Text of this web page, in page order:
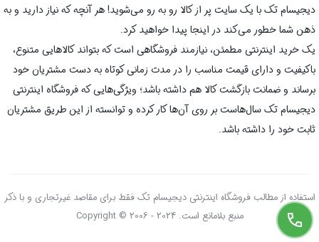
دیجیسام تک با یک سایت پر از کالا رو به رو می‌شوید! هر آنچه که نیاز دارید و به
ذهن شما خطور می‌کند در اینجا پیدا خواهید کرد.
یک خرید اینترنتی مطمئن، نیازمند فروشگاهی است که بتواند کالاهایی متنوع،
باکیفیت و دارای قیمت مناسب را در مدت زمانی کوتاه به دست مشتریان خود
برساند و ضمانت بازگشت کالا هم داشته باشد؛ ویژگی‌هایی که فروشگاه اینترنتی
دیجیسام تک سال‌هاست بر روی آن‌ها کار کرده و توانسته از این طریق مشتریان
ثابت خود را داشته باشد.
استفاده از مطالب فروشگاه اینترنتی دیجیسام تک فقط برای مقاصد غیرتجاری و با ذکر
منبع بلامانع است. Copyright © 2006 - 2024